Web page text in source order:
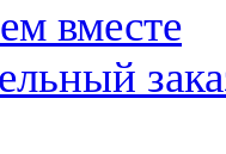
вместе